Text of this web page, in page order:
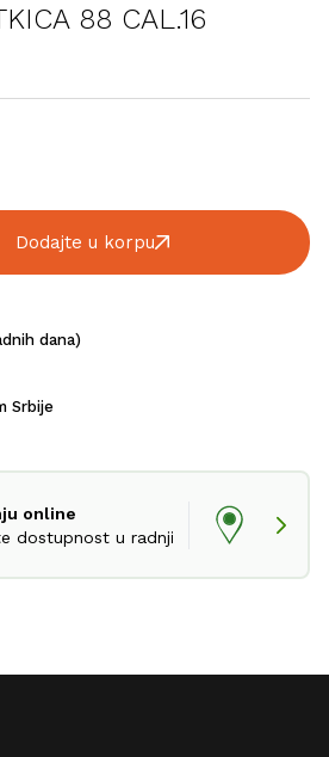
88 CAL.16
Dodajte u korpu
dana)
Srbije
online
dostupnost u radnji